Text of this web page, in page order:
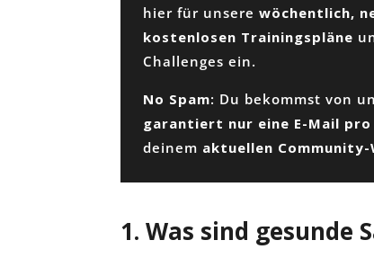
hier für unserewöchentlich,
kostenlosen Trainingspläne
Challenges ein.
No Spam: Du bekommst von
garantiert nur eine E-Mail pro
deinem aktuellen
1.Was sind gesunde